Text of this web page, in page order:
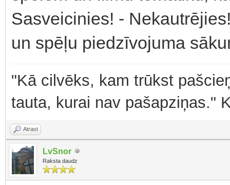
Sasveicinies! -
un spēļu piedzīvojuma
"Kā cilvēks, kam trūkst
tauta, kurai nav pašapziņas."
Atrast
LvSnor
Raksta daudz